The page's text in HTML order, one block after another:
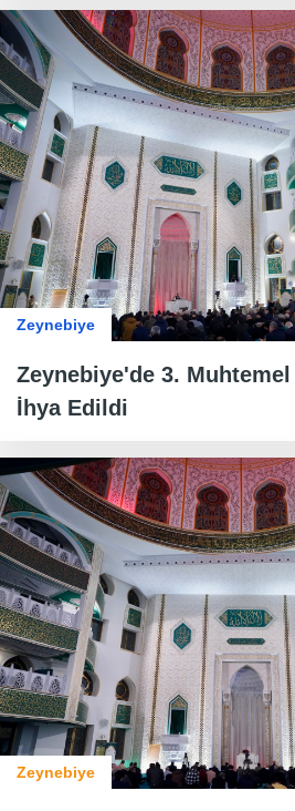
Zeynebiye
Zeynebiye'de 3.
İhya Edildi
Zeynebiye